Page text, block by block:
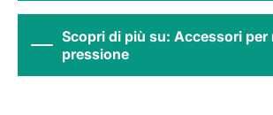
Scopri di più su: Accessori per
pressione